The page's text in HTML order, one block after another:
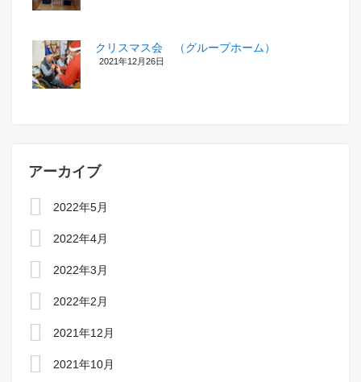
クリスマス会 （グループホーム）
2021年12月26日
アーカイブ
2022年5月
2022年4月
2022年3月
2022年2月
2021年12月
2021年10月